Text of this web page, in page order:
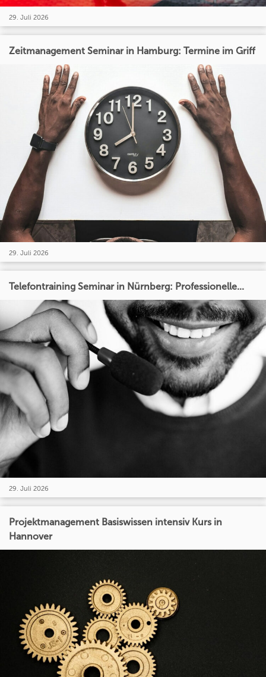
29. Juli 2026
Zeitmanagement Seminar in Hamburg: Termine im Griff
29. Juli 2026
Telefontraining Seminar in Nürnberg: Professionelle...
29. Juli 2026
Projektmanagement Basiswissen intensiv Kurs in
Hannover